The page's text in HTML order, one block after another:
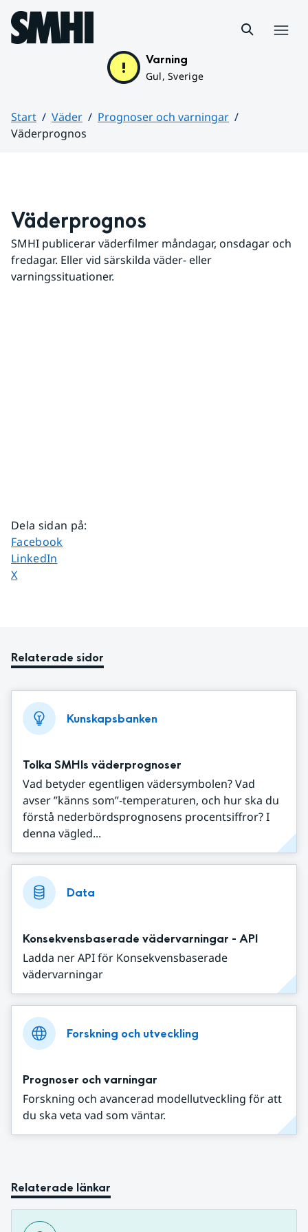
Hoppa till sidans innehåll
Varning
Gul, Sverige
Start Väder
Prognoser och varningar
Väderprognos
Väderprognos
SMHI publicerar väderfilmer måndagar, onsdagar och
fredagar. Eller vid särskilda väder- eller
varningssituationer.
Dela sidan på:
Dela sidan på
Facebook
Dela sidan på
LinkedIn
Dela sidan på
X
Relaterade sidor
Kunskapsbanken
Tolka SMHIs väderprognoser
Vad betyder egentligen vädersymbolen? Vad
avser ”känns som”-temperaturen, och hur ska du
förstå nederbördsprognosens procentsiffror? I
denna vägled...
Data
Konsekvensbaserade vädervarningar - API
Ladda ner API för Konsekvensbaserade
vädervarningar
Forskning och utveckling
Prognoser och varningar
Forskning och avancerad modellutveckling för att
du ska veta vad som väntar.
Relaterade länkar